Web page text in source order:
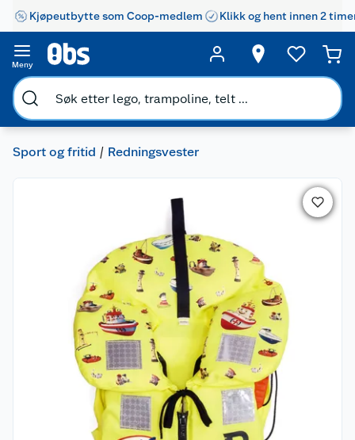
Kjøpeutbytte som Coop-medlem Klikk og hent innen 2
Meny
Sport og fritid Redningsvester